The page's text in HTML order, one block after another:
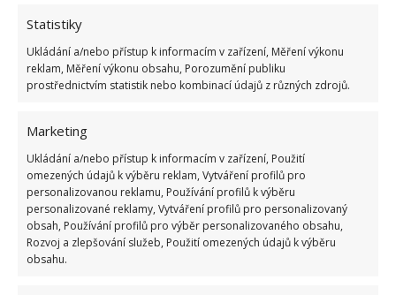
Statistiky
Ukládání a/nebo přístup k informacím v zařízení, Měření výkonu
reklam, Měření výkonu obsahu, Porozumění publiku
prostřednictvím statistik nebo kombinací údajů z různých zdrojů.
Marketing
Ukládání a/nebo přístup k informacím v zařízení, Použití
omezených údajů k výběru reklam, Vytváření profilů pro
personalizovanou reklamu, Používání profilů k výběru
personalizované reklamy, Vytváření profilů pro personalizovaný
obsah, Používání profilů pro výběr personalizovaného obsahu,
Rozvoj a zlepšování služeb, Použití omezených údajů k výběru
obsahu.
OBLÍBENÉ ČLÁNKY
nesekání trávy. Záleží i na prostředku a lokaci
1.6.2026
Kvíz na téma pionýrské tábory za socialismu:
Kdo je zažil, bez problému získá 12 ze 12 bodů